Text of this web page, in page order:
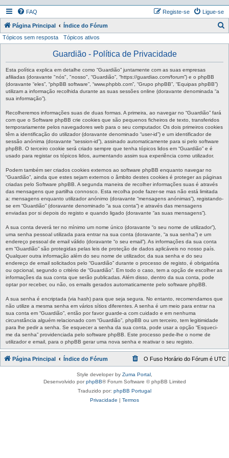
FAQ Ligue-se
Registe-se
Página Principal Índice do Fórum
Tópicos sem resposta Tópicos ativos
Guardião - Política de Privacidade
Esta política explica em detalhe como “Guardião” juntamente com as suas empresas
afiliadas (doravante "nós", "nosso", “Guardião”, “https://guardiao.com/forum”) e o phpBB
(doravante “eles”, “phpBB software”, “www.phpbb.com”, “Grupo phpBB”, “Equipas phpBB”)
utilizam a informação recolhida durante as suas sessões online (doravante denominada “a
sua informação”).
Recolheremos informações suas de duas formas. A primeira, ao navegar no “Guardião” fará
com que o Software phpBB crie cookies que são pequenos ficheiros de texto, transferidos
temporariamente pelos navegadores web para o seu computador. Os dois primeiros cookies
têm a identificação do utilizador (doravante denominado “user-id”) e um identificador de
sessão anónima (doravante “session-id”), assinado automaticamente para si pelo software
phpBB. O terceiro cookie será criado sempre que tenha tópicos lidos em “Guardião” e é
usado para registar os tópicos lidos, aumentando assim sua experiência como utilizador.
Podem também ser criados cookies externos ao software phpBB enquanto navegar no
“Guardião”, ainda que estes sejam externos o âmbito destes cookies é proteger as páginas
criadas pelo Software phpBB. A segunda maneira de recolher informações suas é através
das mensagens que partilha connosco. Esta recolha pode fazer-se mas não está limitada
a: mensagens enquanto utilizador anónimo (doravante “mensagens anónimas”), registando-
se em “Guardião” (doravante denominado “a sua conta”) e através das mensagens
enviadas por si depois do registo e quando ligado (doravante “as suas mensagens”).
A sua conta deverá ter no mínimo um nome único (doravante “o seu nome de utilizador”),
uma senha pessoal utilizada para entrar na sua conta (doravante, “a sua senha”) e um
endereço pessoal de email válido (doravante “o seu email”). As informações da sua conta
em “Guardião” são protegidas pelas leis de proteção de dados aplicáveis no nosso país.
Qualquer outra informação além do seu nome de utilizador, da sua senha e do seu
endereço de email solicitados pelo “Guardião” durante o processo de registo, é obrigatória
ou opcional, segundo o critério de “Guardião”. Em todo o caso, tem a opção de escolher as
informações da sua conta que serão publicadas. Além disso, dentro da sua conta, pode
optar por receber, ou não, os emails gerados automaticamente pelo software phpBB.
A sua senha é encriptada (via hash) para que seja segura. No entanto, recomendamos que
não utilize a mesma senha em vários sítios diferentes. A senha é um meio para entrar na
sua conta em “Guardião”, então por favor guarde-a com cuidado e em nenhuma
circunstância alguém relacionado com “Guardião”, phpBB ou um terceiro, tem legitimidade
para lhe pedir a senha. Se esquecer a senha da sua conta, pode usar a opção “Esqueci-
me da senha” providenciada pelo software phpBB. Este processo pede-lhe o nome de
utilizador e email, para o phpBB gerar uma nova senha e reativar o seu registo.
Página Principal Índice do Fórum O Fuso Horário do Fórum é UTC
Style developer by Zuma Portal
Desenvolvido porphpBB® Forum Software © phpBB Limited
Traduzido por: phpBB Portugal
Privacidade | Termos